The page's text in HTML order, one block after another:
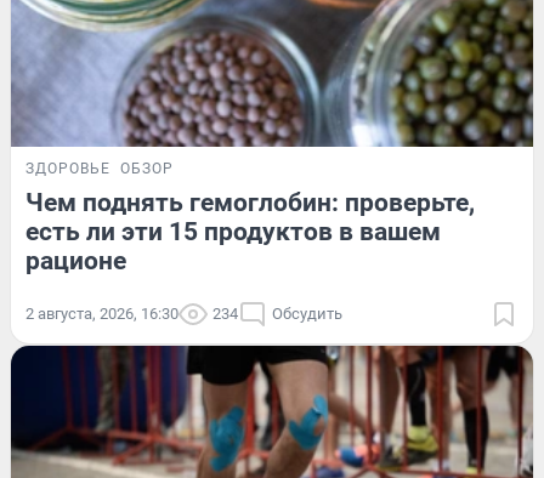
ЗДОРОВЬЕ ОБЗОР
Чем поднять гемоглобин: проверьте,
есть ли эти 15 продуктов в вашем
рационе
2 августа, 2026, 16:30 234 Обсудить